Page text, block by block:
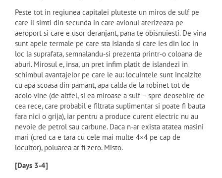
Peste tot in regiunea capitalei pluteste un miros de sulf pe
care il simti din secunda in care avionul aterizeaza pe
aeroport si care e usor deranjant, pana te obisnuiesti. De vina
sunt apele termale pe care sta Islanda si care ies din loc in
loc la suprafata, semnalandu-si prezenta printr-o coloana de
aburi. Mirosul e, insa, un pret infim platit de islandezi in
schimbul avantajelor pe care le au: locuintele sunt incalzite
cu apa scoasa din pamant, apa calda de la robinet tot de
acolo vine (de altfel, si ea miroase a sulf – spre deosebire de
cea rece, care probabil e filtrata suplimentar si poate fi bauta
fara nici o grija), iar pentru a produce curent electric nu au
nevoie de petrol sau carbune. Daca n-ar exista atatea masini
mari (cred ca e tara cu cele mai multe 4×4 pe cap de
locuitor), poluarea ar fi zero. Misto.
[Days 3-4]